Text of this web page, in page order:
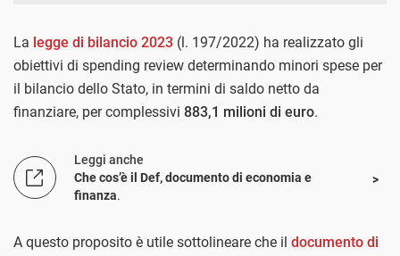
La legge di bilancio 2023 (l. 197/2022) ha realizzato gli
obiettivi di spending review determinando minori spese per
il bilancio dello Stato, in termini di saldo netto da
finanziare, per complessivi 883,1 milioni di euro.
Leggi anche
Che cos’è il Def, documento di economia e
finanza.
A questo proposito è utile sottolineare che il documento di